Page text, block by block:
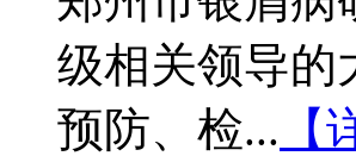
级相关领导的
预防、检... 【